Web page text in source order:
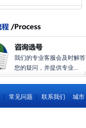
我们的专业客服会及时解答
您的疑问，并提供专业...
常见问题 联系我们 城市